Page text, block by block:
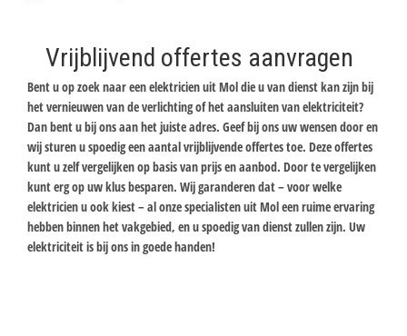
Vrijblijvend offertes aanvragen
Bent u op zoek naar een elektricien uit Mol die u van dienst kan zijn bij
het vernieuwen van de verlichting of het aansluiten van elektriciteit?
Dan bent u bij ons aan het juiste adres. Geef bij ons uw wensen door en
wij sturen u spoedig een aantal vrijblijvende offertes toe. Deze offertes
kunt u zelf vergelijken op basis van prijs en aanbod. Door te vergelijken
kunt erg op uw klus besparen. Wij garanderen dat – voor welke
elektricien u ook kiest – al onze specialisten uit Mol een ruime ervaring
hebben binnen het vakgebied, en u spoedig van dienst zullen zijn. Uw
elektriciteit is bij ons in goede handen!